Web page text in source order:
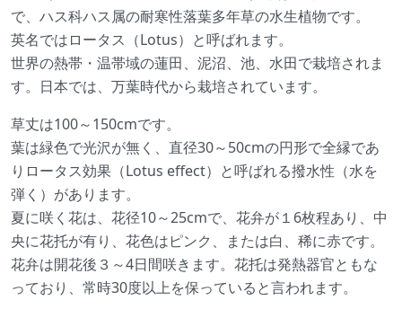
で、ハス科ハス属の耐寒性落葉多年草の水生植物です。
英名ではロータス（Lotus）と呼ばれます。
世界の熱帯・温帯域の蓮田、泥沼、池、水田で栽培されま
す。日本では、万葉時代から栽培されています。
草丈は100～150cmです。
葉は緑色で光沢が無く、直径30～50cmの円形で全縁であ
りロータス効果（Lotus effect）と呼ばれる撥水性（水を
弾く）があります。
夏に咲く花は、花径10～25cmで、花弁が１6枚程あり、中
央に花托が有り、花色はピンク、または白、稀に赤です。
花弁は開花後３～4日間咲きます。花托は発熱器官ともな
っており、常時30度以上を保っていると言われます。